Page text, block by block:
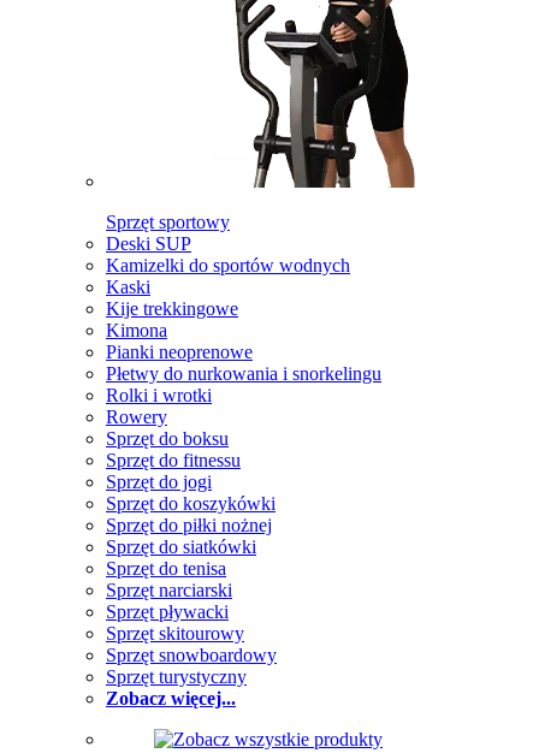
Sprzęt sportowy
Deski SUP
Kamizelki do sportów wodnych
Kaski
Kije trekkingowe
Kimona
Pianki neoprenowe
Płetwy do nurkowania i snorkelingu
Rolki i wrotki
Rowery
Sprzęt do boksu
Sprzęt do fitnessu
Sprzęt do jogi
Sprzęt do koszykówki
Sprzęt do piłki nożnej
Sprzęt do siatkówki
Sprzęt do tenisa
Sprzęt narciarski
Sprzęt pływacki
Sprzęt skitourowy
Sprzęt snowboardowy
Sprzęt turystyczny
Zobacz więcej...